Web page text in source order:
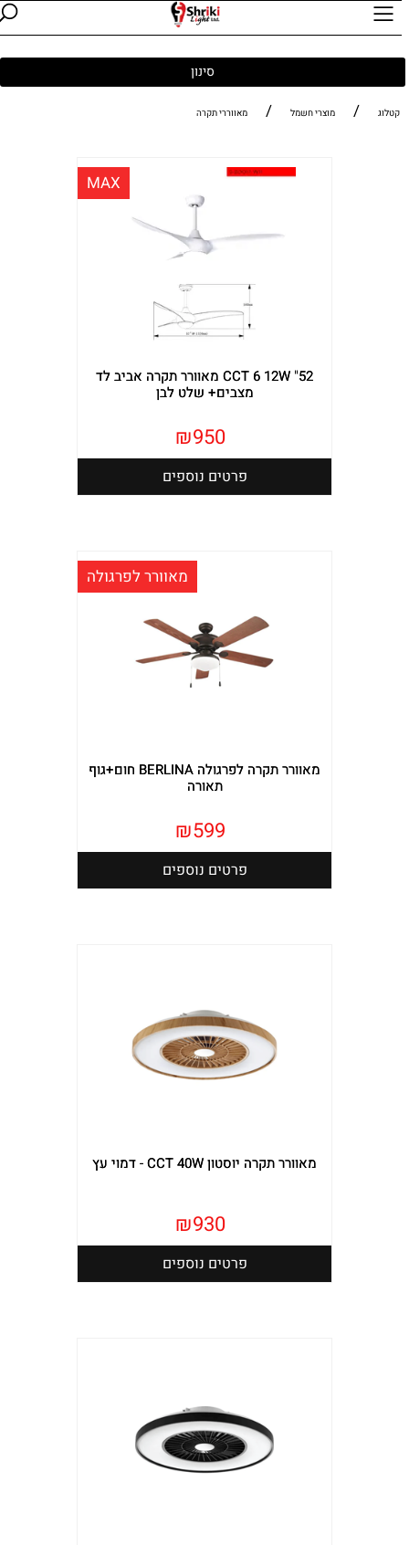
סינון
קטלוג / מוצרי חשמל / מאווררי תקרה
MAX
CCT 6 12W "52 מאוורר תקרה אביב לד
מצבים+ שלט לבן
₪950
פרטים נוספים
מאוורר לפרגולה
מאוורר תקרה לפרגולה BERLINA חום+גוף
תאורה
₪599
פרטים נוספים
מאוורר תקרה יוסטון CCT 40W - דמוי עץ
₪930
פרטים נוספים